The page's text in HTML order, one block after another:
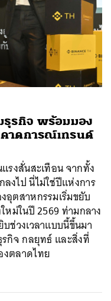
ธุรกิจ พร้อมมอง
าดการณ์เทรนด์
รงสั่นสะเทือน จากทั้ง
งไป นี่ไม่ใช่ปีแห่งการ
ตสาหกรรมเริ่มขยับ
หม่ในปี 2569 ท่ามกลาง
ช่วงเวลาแบบนี้ขึ้นมา
กิจ กลยุทธ์ และสิ่งที่
งตลาดไทย